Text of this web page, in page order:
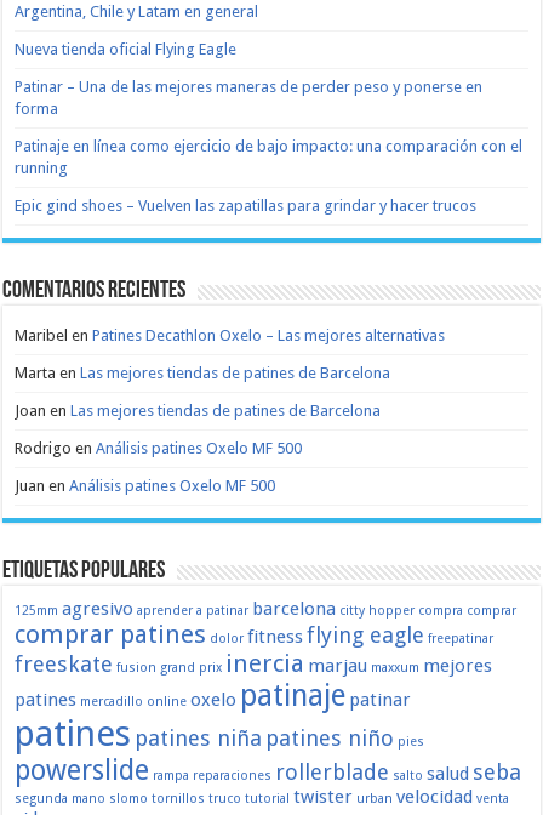
Argentina, Chile y Latam en general
Nueva tienda oficial Flying Eagle
Patinar – Una de las mejores maneras de perder peso y ponerse en
forma
Patinaje en línea como ejercicio de bajo impacto: una comparación con el
running
Epic gind shoes – Vuelven las zapatillas para grindar y hacer trucos
Comentarios recientes
Maribel enPatines Decathlon Oxelo – Las mejores alternativas
Marta enLas mejores tiendas de patines de Barcelona
Joan enLas mejores tiendas de patines de Barcelona
Rodrigo enAnálisis patines Oxelo MF 500
Juan enAnálisis patines Oxelo MF 500
Etiquetas populares
125mm agresivo aprender a patinar barcelona citty hopper compra comprar
comprar patines dolor fitnessflying eagle freepatinar
freeskate fusion grand prix inercia marjau maxxum mejores
patines mercadillo online oxelo patinaje patinar
patines patines niña patines niño pies
powerslide rampa reparaciones rollerblade salto salud seba
segunda mano slomo tornillos truco tutorial twister urban velocidad venta